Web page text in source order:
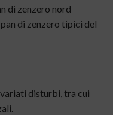
di zenzero nord
di zenzero tipici del
disturbi, tra cui